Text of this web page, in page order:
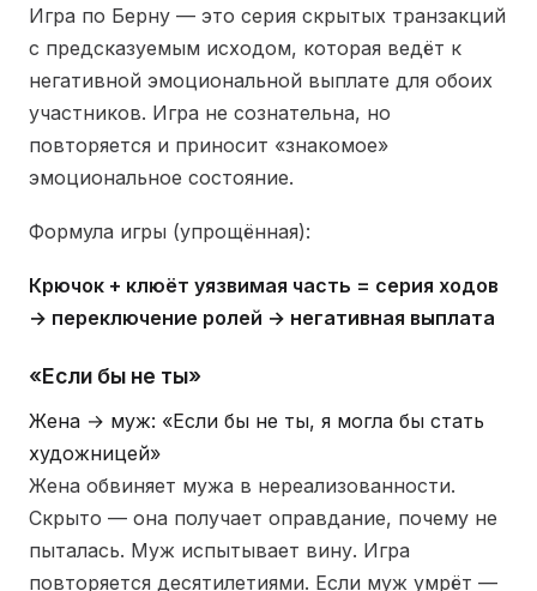
Игра по Берну — это серия скрытых транзакций
с предсказуемым исходом, которая ведёт к
негативной эмоциональной выплате для обоих
участников. Игра не сознательна, но
повторяется и приносит «знакомое»
эмоциональное состояние.
Формула игры (упрощённая):
Крючок + клюёт уязвимая часть = серия ходов
→ переключение ролей → негативная выплата
«Если бы не ты»
Жена → муж: «Если бы не ты, я могла бы стать
художницей»
Жена обвиняет мужа в нереализованности.
Скрыто — она получает оправдание, почему не
пыталась. Муж испытывает вину. Игра
повторяется десятилетиями. Если муж умрёт —